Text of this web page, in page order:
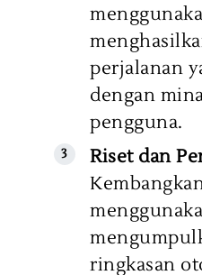
perjalanan
dengan
pengguna.
Riset dan
ringkasan